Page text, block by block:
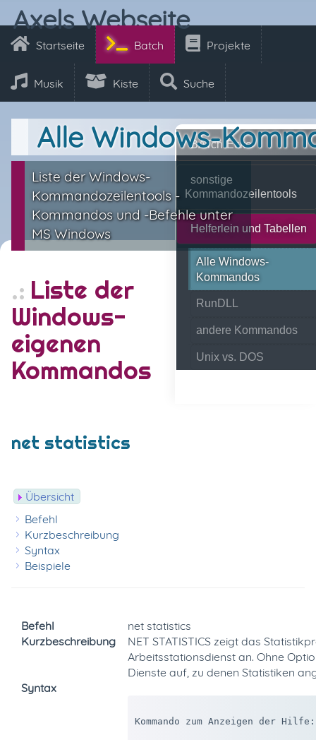
Axels Webseite
Startseite Batch Projekte
Musik Kiste Suche
BATch-Ecke
sonstige
Kommandozeilentools
Helferlein und Tabellen
Alle Windows-
Kommandos
RunDLL
andere Kommandos
Unix vs. DOS
Alle Windows-
Liste der Windows-
Kommandozeilentools -
Kommandos und -Befehle unter
MS Windows
Liste der
Windows-
eigenen
Kommandos
net statistics
Übersicht
Befehl
Kurzbeschreibung
Syntax
Beispiele
Befehl
net statistics
Kurzbeschreibung
NET STATISTICS zeigt das
Arbeitsstationsdienst an. Ohne
Dienste auf, zu denen Statistiken
Syntax
Kommando zum Anzeigen der